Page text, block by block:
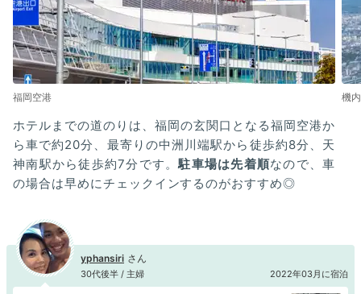
福岡空港 機
ホテルまでの道のりは、福岡の玄関口となる福岡空港か
ら車で約20分、最寄りの中洲川端駅から徒歩約8分、天
神南駅から徒歩約7分です。駐車場は先着順なので、車
の場合は早めにチェックインするのがおすすめ◎
yphansiri
30代後半 / 主婦 2022年03月に宿泊